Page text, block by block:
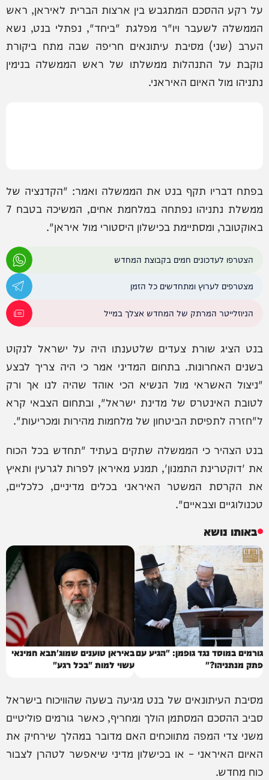
על רקע ההסכם המתגבש בין ארצות הברית לאיראן, ראש
הממשלה לשעבר ויו"ר מפלגת "ביחד", נפתלי בנט, נשא
הערב (שני) מסיבת עיתונאים חריפה שבה מתח ביקורת
נוקבת על התנהלות ממשלתו של ראש הממשלה בנימין
נתניהו מול האיום האיראני.
בפתח דבריו תקף בנט את הממשלה ואמר: "הקדנציה של
ממשלת נתניהו נפתחה במלחמת אחים, המשיכה בטבח 7
באוקטובר, ומסתיימת בכישלון היסטורי מול איראן".
הצטרפו לעדכונים חמים בקבוצת המחדש
מצטרפים לערוץ ומתחדשים כל הזמן
הניוזלייטר המרתק של המחדש אצלך במייל
בנט הציג שורת צעדים שלטענתו היה על ישראל לנקוט
בשנים האחרונות. בתחום המדיני אמר כי היה צריך לבצע
"ניצול האשראי מול הנשיא הכי אוהד שהיה לנו אך ורק
לטובת האינטרס של מדינת ישראל", ובתחום הצבאי קרא
ל"חזרה לתפיסת הביטחון של מלחמות מהירות ומכריעות".
בנט הצהיר כי הממשלה שתקים בעתיד "תחדש בכל הכוח
את 'דוקטרינת התמנון', תמנע מאיראן לפרות לגרעין ותאיץ
את הקרסת המשטר האיראני בכלים מדיניים, כלכליים,
טכנולוגיים וצבאיים".
באותו נושא
גורמים במוסד נגד גופמן: "הגיע עם
פתק מנתניהו?"
באיראן טוענים שמוג'תבא חמינאי
עשוי למות "בכל רגע"
מסיבת העיתונאים של בנט מגיעה בשעה שהוויכוח בישראל
סביב ההסכם המסתמן הולך ומחריף, כאשר גורמים פוליטיים
משני צדי המפה מתווכחים האם מדובר במהלך שירחיק את
האיום האיראני – או בכישלון מדיני שיאפשר לטהרן לצבור
כוח מחדש.